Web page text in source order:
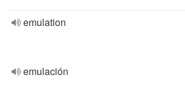
emulation
emulación